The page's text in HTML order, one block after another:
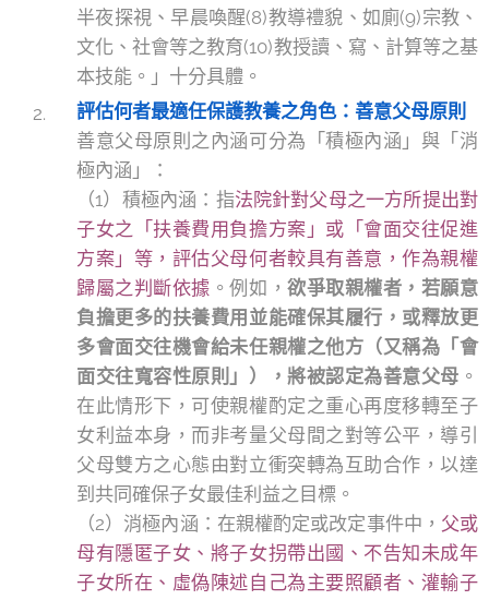
半夜探視、早晨喚醒(8)教導禮貌、如廁(9)宗教、
文化、社會等之教育(10)教授讀、寫、計算等之基
本技能。」十分具體。
評估何者最適任保護教養之角色：善意父母原則
善意父母原則之內涵可分為「積極內涵」與「消
極內涵」：
（1）積極內涵：指法院針對父母之一方所提出對
子女之「扶養費用負擔方案」或「會面交往促進
方案」等，評估父母何者較具有善意，作為親權
歸屬之判斷依據 。例如，欲爭取親權者，若願意
負擔更多的扶養費用並能確保其履行，或釋放更
多會面交往機會給未任親權之他方（又稱為「會
面交往寬容性原則」），將被認定為善意父母 。
在此情形下，可使親權酌定之重心再度移轉至子
女利益本身，而非考量父母間之對等公平，導引
父母雙方之心態由對立衝突轉為互助合作，以達
到共同確保子女最佳利益之目標。
（2）消極內涵：在親權酌定或改定事件中， 父或
母有隱匿子女、將子女拐帶出國、不告知未成年
子女所在、虛偽陳述自己為主要照顧者、灌輸子